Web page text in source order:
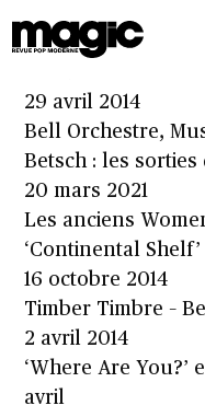
29 août 2014
29 avril 2014
Bell Orchestre,
Betsch : les sorties
20 mars 2021
Les anciens
‘Continental
16 octobre 2014
Timber Timbre –
2 avril 2014
‘Where Are You?’
avril